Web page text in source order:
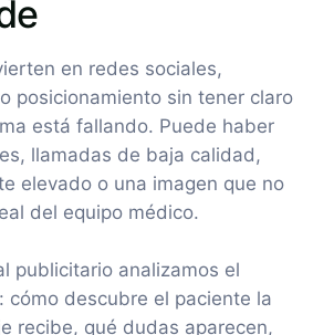
en redes sociales,
posicionamiento sin tener claro
está fallando. Puede haber
llamadas de baja calidad,
elevado o una imagen que no
del equipo médico.
publicitario analizamos el
cómo descubre el paciente la
recibe, qué dudas aparecen,